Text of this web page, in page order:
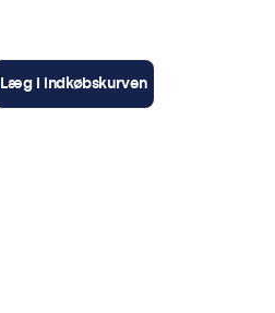
Læg i indkøbskurven